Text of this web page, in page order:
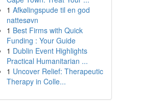
1 Afkølingspude til en god
nattesøvn
1 Best Firms with Quick
Funding : Your Guide
1 Dublin Event Highlights
Practical Humanitarian ...
1 Uncover Relief: Therapeutic
Therapy in Colle...